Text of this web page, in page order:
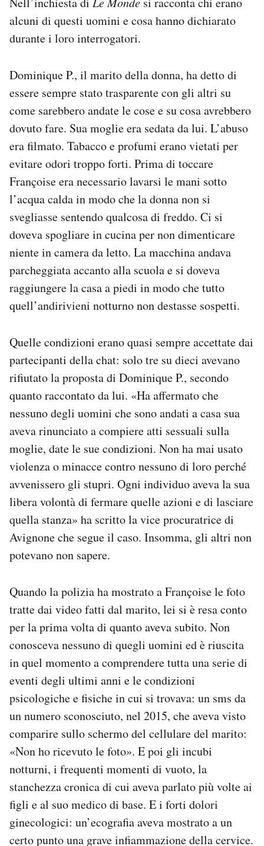
alcuni di questi uomini e cosa hanno dichiarato
durante i loro interrogatori.
Dominique P., il marito della donna, ha detto di
essere sempre stato trasparente con gli altri su
come sarebbero andate le cose e su cosa avrebbero
dovuto fare. Sua moglie era sedata da lui. L’abuso
era filmato. Tabacco e profumi erano vietati per
evitare odori troppo forti. Prima di toccare
Françoise era necessario lavarsi le mani sotto
l’acqua calda in modo che la donna non si
svegliasse sentendo qualcosa di freddo. Ci si
doveva spogliare in cucina per non dimenticare
niente in camera da letto. La macchina andava
parcheggiata accanto alla scuola e si doveva
raggiungere la casa a piedi in modo che tutto
quell’andirivieni notturno non destasse sospetti.
Quelle condizioni erano quasi sempre accettate dai
partecipanti della chat: solo tre su dieci avevano
rifiutato la proposta di Dominique P., secondo
quanto raccontato da lui. «Ha affermato che
nessuno degli uomini che sono andati a casa sua
aveva rinunciato a compiere atti sessuali sulla
moglie, date le sue condizioni. Non ha mai usato
violenza o minacce contro nessuno di loro perché
avvenissero gli stupri. Ogni individuo aveva la sua
libera volontà di fermare quelle azioni e di lasciare
quella stanza» ha scritto la vice procuratrice di
Avignone che segue il caso. Insomma, gli altri non
potevano non sapere.
Quando la polizia ha mostrato a Françoise le foto
tratte dai video fatti dal marito, lei si è resa conto
per la prima volta di quanto aveva subito. Non
conosceva nessuno di quegli uomini ed è riuscita
in quel momento a comprendere tutta una serie di
eventi degli ultimi anni e le condizioni
psicologiche e fisiche in cui si trovava: un sms da
un numero sconosciuto, nel 2015, che aveva visto
comparire sullo schermo del cellulare del marito:
«Non ho ricevuto le foto». E poi gli incubi
notturni, i frequenti momenti di vuoto, la
stanchezza cronica di cui aveva parlato più volte ai
figli e al suo medico di base. E i forti dolori
ginecologici: un’ecografia aveva mostrato a un
certo punto una grave infiammazione della cervice.